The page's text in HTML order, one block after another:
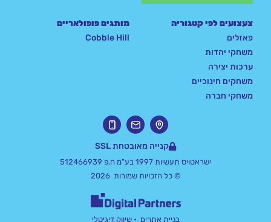
צעצועים לפי קטגוריה
פאזלים
משחקי יהדות
ערכות יצירה
משחקים חינוכיים
משחקי חברה
מותגים פופולאריים
Cobble Hill
קנייה מאובטחת SSL
ישראטויס תעשיות 1997 בע"מ ח.פ 512466939
© כל הזכויות שמורות 2026
בניית אתרים • שיווק דיגיטלי